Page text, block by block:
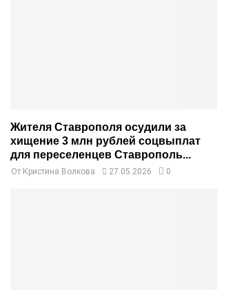
Жителя Ставрополя осудили за
хищение 3 млн рублей соцвыплат
для переселенцев Ставрополь...
От Кристина Волкова 27.05.2026 0